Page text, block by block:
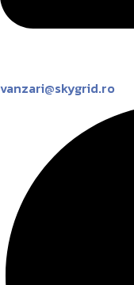
vanzari@skygrid.ro